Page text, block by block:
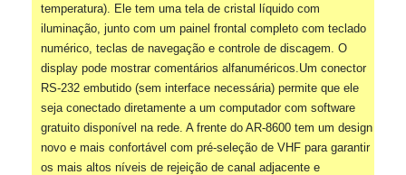
temperatura). Ele tem uma tela de cristal líquido com
iluminação, junto com um painel frontal completo com teclado
numérico, teclas de navegação e controle de discagem. O
display pode mostrar comentários alfanuméricos.Um conector
RS-232 embutido (sem interface necessária) permite que ele
seja conectado diretamente a um computador com software
gratuito disponível na rede. A frente do AR-8600 tem um design
novo e mais confortável com pré-seleção de VHF para garantir
os mais altos níveis de rejeição de canal adjacente e